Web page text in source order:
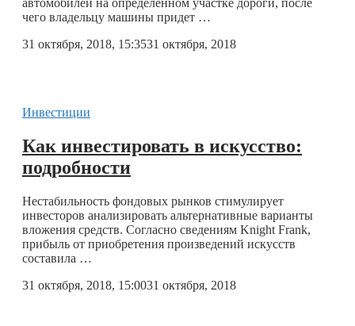
автомобилей на определенном участке дороги, после
чего владельцу машины придет …
31 октября, 2018, 15:3531 октября, 2018
Инвестиции
Как инвестировать в искусство:
подробности
Нестабильность фондовых рынков стимулирует
инвесторов анализировать альтернативные варианты
вложения средств. Согласно сведениям Knight Frank,
прибыль от приобретения произведений искусств
составила …
31 октября, 2018, 15:0031 октября, 2018